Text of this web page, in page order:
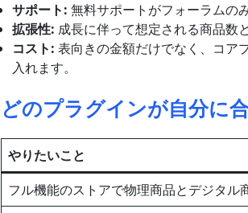
サポート: 無料サポートがフォーラムの
拡張性: 成長に伴って想定される商品数
コスト: 表向きの金額だけでなく、コア
入れます。
どのプラグインが自分に
やりたいこと
フル機能のストアで物理商品とデジタル